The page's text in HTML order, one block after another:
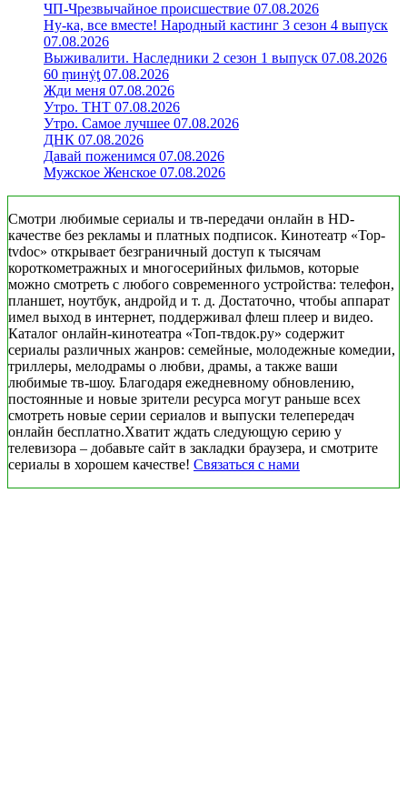
ЧП-Чрезвычайное происшествие 07.08.2026
Ну-ка, все вместе! Народный кастинг 3 сезон 4 выпуск
07.08.2026
Выживалити. Наследники 2 сезон 1 выпуск 07.08.2026
60 ṃинẏƫ 07.08.2026
Жди меня 07.08.2026
Утро. ТНТ 07.08.2026
Утро. Самое лучшее 07.08.2026
ДНК 07.08.2026
Давай поженимся 07.08.2026
Мужское Женское 07.08.2026
Смотри любимые сериалы и тв-передачи онлайн в HD-
качестве без рекламы и платных подписок. Кинотеатр «Top-
tvdoc» открывает безграничный доступ к тысячам
короткометражных и многосерийных фильмов, которые
можно смотреть с любого современного устройства: телефон,
планшет, ноутбук, андройд и т. д. Достаточно, чтобы аппарат
имел выход в интернет, поддерживал флеш плеер и видео.
Каталог онлайн-кинотеатра «Топ-твдок.ру» содержит
сериалы различных жанров: семейные, молодежные комедии,
триллеры, мелодрамы о любви, драмы, а также ваши
любимые тв-шоу. Благодаря ежедневному обновлению,
постоянные и новые зрители ресурса могут раньше всех
смотреть новые серии сериалов и выпуски телепередач
онлайн бесплатно.Хватит ждать следующую серию у
телевизора – добавьте сайт в закладки браузера, и смотрите
сериалы в хорошем качестве! Связаться с нами